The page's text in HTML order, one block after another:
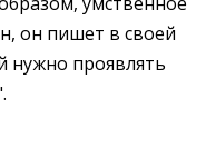
он пишет в своей
нужно проявлять